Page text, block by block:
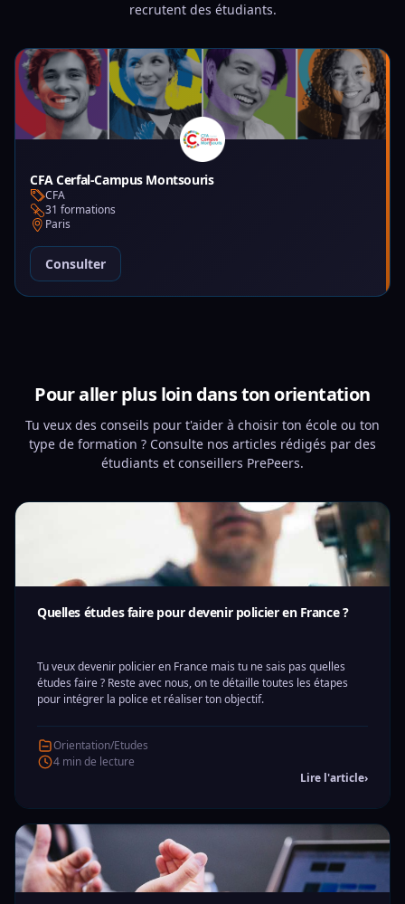
recrutent des étudiants.
CFA Cerfal-Campus Montsouris
CFA
31 formations
Paris
Consulter
Pour aller plus loin dans ton orientation
Tu veux des conseils pour t'aider à choisir ton école ou ton
type de formation ? Consulte nos articles rédigés par des
étudiants et conseillers PrePeers.
Quelles études faire pour devenir policier en France ?
Tu veux devenir policier en France mais tu ne sais pas quelles
études faire ? Reste avec nous, on te détaille toutes les étapes
pour intégrer la police et réaliser ton objectif.
Orientation/Etudes
4 min de lecture
Lire l'article›